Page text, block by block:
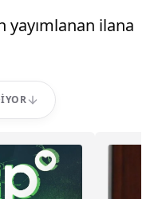
yayımlanan ilana